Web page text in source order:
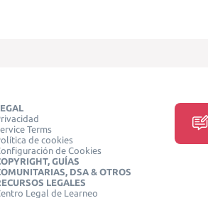
Terms
de cookies
de Cookies
GUÍAS
DSA & OTROS
LEGALES
Legal de Learneo